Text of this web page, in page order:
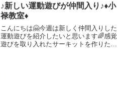
緒に材料の買い出しへ...
♪新しい運動遊びが仲間入り♪♦︎小
禄教室♦︎
こんにちは🤗今週は新しく仲間入りした
運動遊びを紹介したいと思います🌈感覚
遊びを取り入れたサーキットを作りたい